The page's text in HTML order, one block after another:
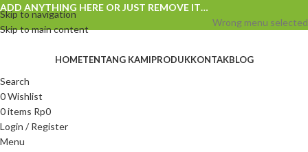
Skip to navigation
Skip to main content
ADD ANYTHING HERE OR JUST REMOVE IT…
Wrong menu selected
HOMETENTANG KAMIPRODUKKONTAKBLOG
Search
0Wishlist
0items Rp0
Login / Register
Menu